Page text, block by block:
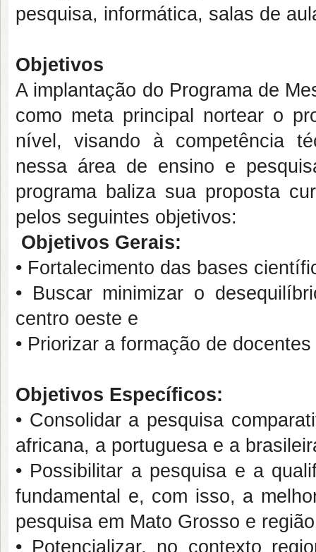
pesquisa, informática, salas de
Objetivos
A implantação do Programa de
como meta principal nortear o
nível, visando à competência
nessa área de ensino e
programa baliza sua proposta
pelos seguintes objetivos:
Objetivos Gerais:
• Fortalecimento das bases
• Buscar minimizar o
centro oeste e
• Priorizar a formação de
Objetivos Específicos:
• Consolidar a pesquisa
africana, a portuguesa e a
• Possibilitar a pesquisa e a
fundamental e, com isso, a
pesquisa em Mato Grosso e
• Potencializar, no contexto